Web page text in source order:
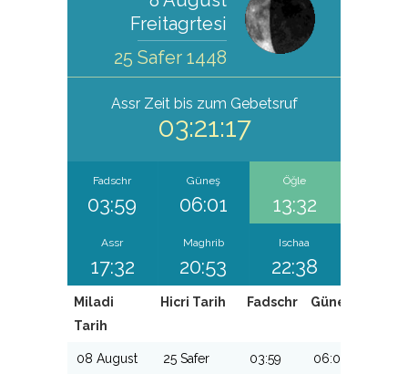
Freitagrtesi
25 Safer 1448
AssrZeit bis zum Gebetsruf
03:21:17
Fadschr
03:59
Güneş
06:01
Öğle
13:32
Assr
17:32
Maghrib
20:53
Ischaa
22:38
Miladi
Tarih
Hicri Tarih Fadschr Güneş
08 August
25 Safer
03:59 06:01